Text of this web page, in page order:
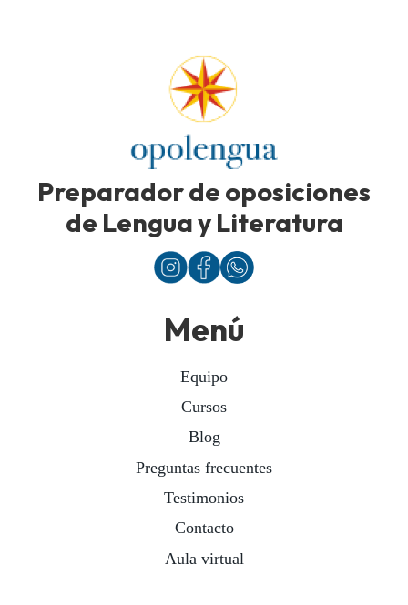
Preparador de oposiciones
de Lengua y Literatura
Menú
Equipo
Cursos
Blog
Preguntas frecuentes
Testimonios
Contacto
Aula virtual